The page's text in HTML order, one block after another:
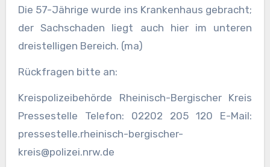
Die 57-Jährige wurde ins Krankenhaus gebracht;
der Sachschaden liegt auch hier im unteren
dreistelligen Bereich. (ma)
Rückfragen bitte an:
Kreispolizeibehörde Rheinisch-Bergischer Kreis
Pressestelle Telefon: 02202 205 120 E-Mail:
pressestelle.rheinisch-bergischer-
kreis@polizei.nrw.de